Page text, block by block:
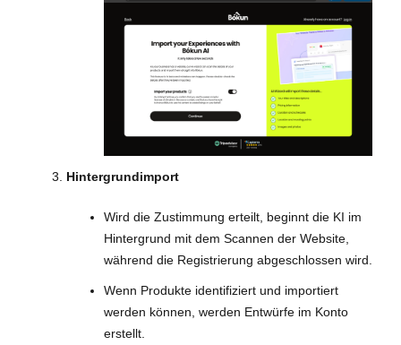
Hintergrundimport
Wird die Zustimmung erteilt, beginnt die KI im
Hintergrund mit dem Scannen der Website,
während die Registrierung abgeschlossen wird.
Wenn Produkte identifiziert und importiert
werden können, werden Entwürfe im Konto
erstellt.